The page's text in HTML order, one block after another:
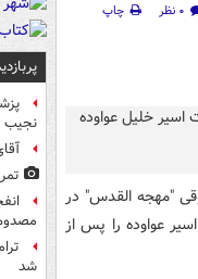
۰ نظر
چاپ
"مهجه القدس" در
عواوده را پس از
نجیب
شد